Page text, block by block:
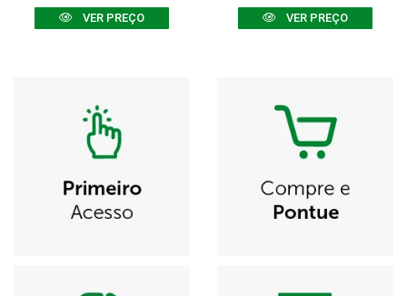
VER PREÇO VER PREÇO